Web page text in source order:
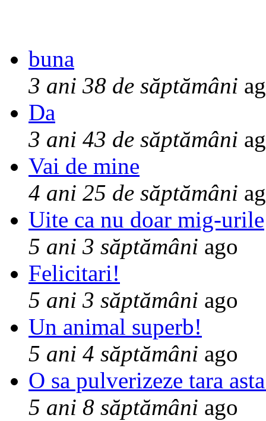
buna
3 ani 38 de săptămâni
Da
3 ani 43 de săptămâni
Vai de mine
4 ani 25 de săptămâni
Uite ca nu doar mig-urile
5 ani 3 săptămâni ago
Felicitari!
5 ani 3 săptămâni ago
Un animal superb!
5 ani 4 săptămâni ago
O sa pulverizeze tara
5 ani 8 săptămâni ago